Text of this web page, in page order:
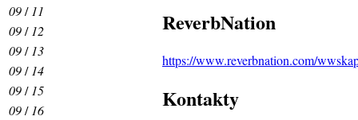
09/ 11
09/ 12
09/ 13
09/ 14
09/ 15
09/ 16
ReverbNation
https://www.reverbnation.com/
Kontakty